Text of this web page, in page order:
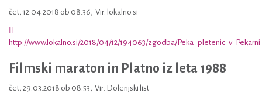
čet, 12.04.2018 ob 08:36, Vir: lokalno.si
http://www.lokalno.si/2018/04/12/194063/zgodba/
Filmski maraton in Platno iz leta 1988
čet, 29.03.2018 ob 08:53, Vir: Dolenjski list